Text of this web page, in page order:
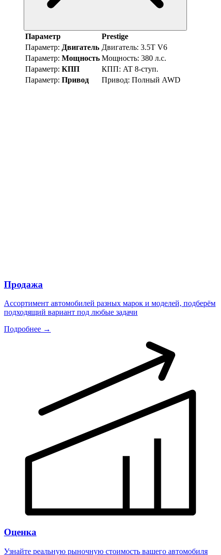
Параметр
Prestige
Параметр: Двигатель Двигатель: 3.5T V6
Параметр: Мощность Мощность: 380 л.с.
Параметр: КПП КПП: AT 8-ступ.
Параметр: Привод Привод: Полный AWD
Продажа
Ассортимент автомобилей разных марок и моделей, подберём
подходящий вариант под любые задачи
Подробнее →
Оценка
Узнайте реальную рыночную стоимость вашего автомобиля